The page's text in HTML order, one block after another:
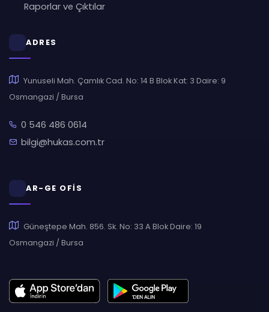
Raporlar ve Çıktılar
ADRES
Yunuseli Mah. Çamlık Cad. No: 14 B Blok Kat: 3 Daire: 9
Osmangazi / Bursa
0 546 486 0614
bilgi@hukas.com.tr
AR-GE OFİS
Güneştepe Mah. 856. Sk. No: 33 A Blok Daire: 19
Osmangazi / Bursa